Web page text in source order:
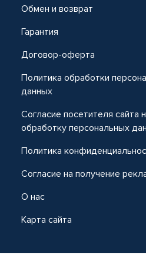
Обмен и возврат
Гарантия
Договор-оферта
Политика обработки
данных
Согласие посетителя сайта
обработку персональных
Политика
Согласие на получение
О нас
Карта сайта